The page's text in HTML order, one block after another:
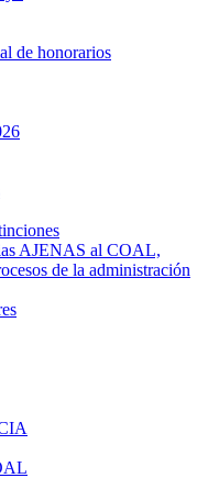
de honorarios
AJENAS al COAL,
de la administración